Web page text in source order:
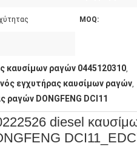
MOQ:
καυσίμων ραγών 0445120310,
εγχυτήρας καυσίμων ραγών,
ραγών DONGFENG DCI11
diesel